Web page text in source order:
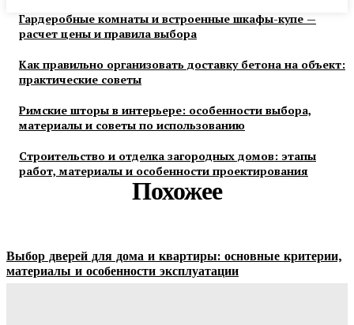
Гардеробные комнаты и встроенные шкафы-купе —
расчет цены и правила выбора
Как правильно организовать доставку бетона на объект:
практические советы
Римские шторы в интерьере: особенности выбора,
материалы и советы по использованию
Строительство и отделка загородных домов: этапы
работ, материалы и особенности проектирования
Похожее
Выбор дверей для дома и квартиры: основные критерии,
материалы и особенности эксплуатации